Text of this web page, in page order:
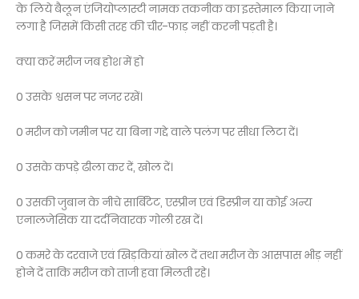
के लिये बैलून एंजियोप्लास्टी नामक तकनीक का इस्तेमाल किया जाने
लगा है जिसमें किसी तरह की चीर-फाड़ नहीं करनी पड़ती है।
क्या करें मरीज जब होश में हो
0 उसके श्वसन पर नजर रखें।
0 मरीज को जमीन पर या बिना गद्दे वाले पलंग पर सीधा लिटा दें।
0 उसके कपड़े ढीला कर दें, खोल दें।
0 उसकी जुबान के नीचे सार्बिटेट, एस्प्रीन एवं डिस्प्रीन या कोई अन्य
एनालजेसिक या दर्दनिवारक गोली रख दें।
0 कमरे के दरवाजे एवं खिड़कियां खोल दें तथा मरीज के आसपास भीड़ नहीं
होने दें ताकि मरीज को ताजी हवा मिलती रहे।